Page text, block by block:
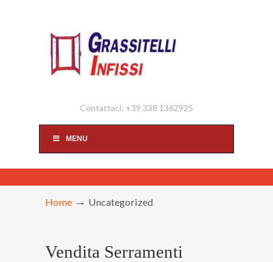
Contattaci: +39 338 1362925
MENU
Home → Uncategorized
Vendita Serramenti